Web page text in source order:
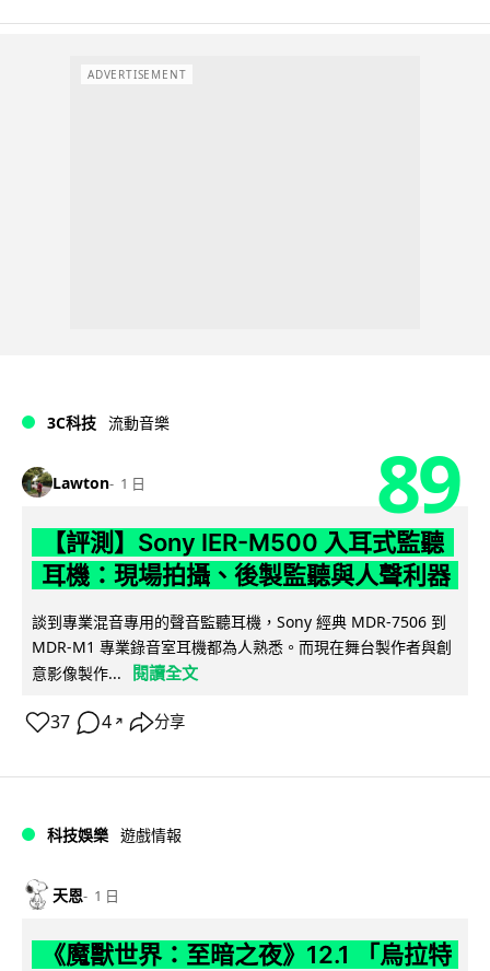
ADVERTISEMENT
3C科技 流動音樂
Lawton 1 日 89
【評測】Sony IER-M500 入耳式監聽
耳機：現場拍攝、後製監聽與人聲利器
談到專業混音專用的聲音監聽耳機，Sony 經典 MDR-7506 到
MDR-M1 專業錄音室耳機都為人熟悉。而現在舞台製作者與創
意影像製作...
閱讀全文
37 4 ↗ 分享
科技娛樂 遊戲情報
天恩 1 日
《魔獸世界：至暗之夜》12.1 「烏拉特